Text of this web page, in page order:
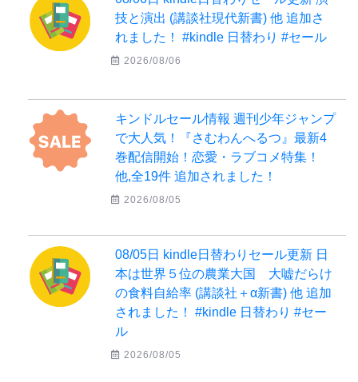
技と演出 (講談社現代新書) 他 追加さ
れました！ #kindle 日替わり #セール
2026/08/06
キンドルセール情報 週刊少年ジャンプ
で大人気！『さむわんへるつ』最新4
巻配信開始！恋愛・ラブコメ特集！
他,全19件 追加されました！
2026/08/05
08/05日 kindle日替わりセール更新 日
本は世界５位の農業大国 大嘘だらけ
の食料自給率 (講談社＋α新書) 他 追加
されました！ #kindle 日替わり #セー
ル
2026/08/05